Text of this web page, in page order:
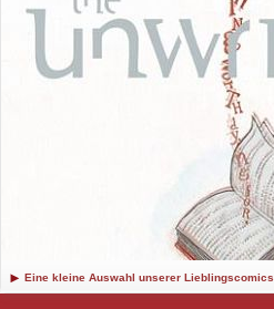
Eine kleine Auswahl unserer Lieblingscomics